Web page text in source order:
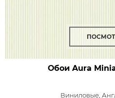
Обои Aura
Виниловые,